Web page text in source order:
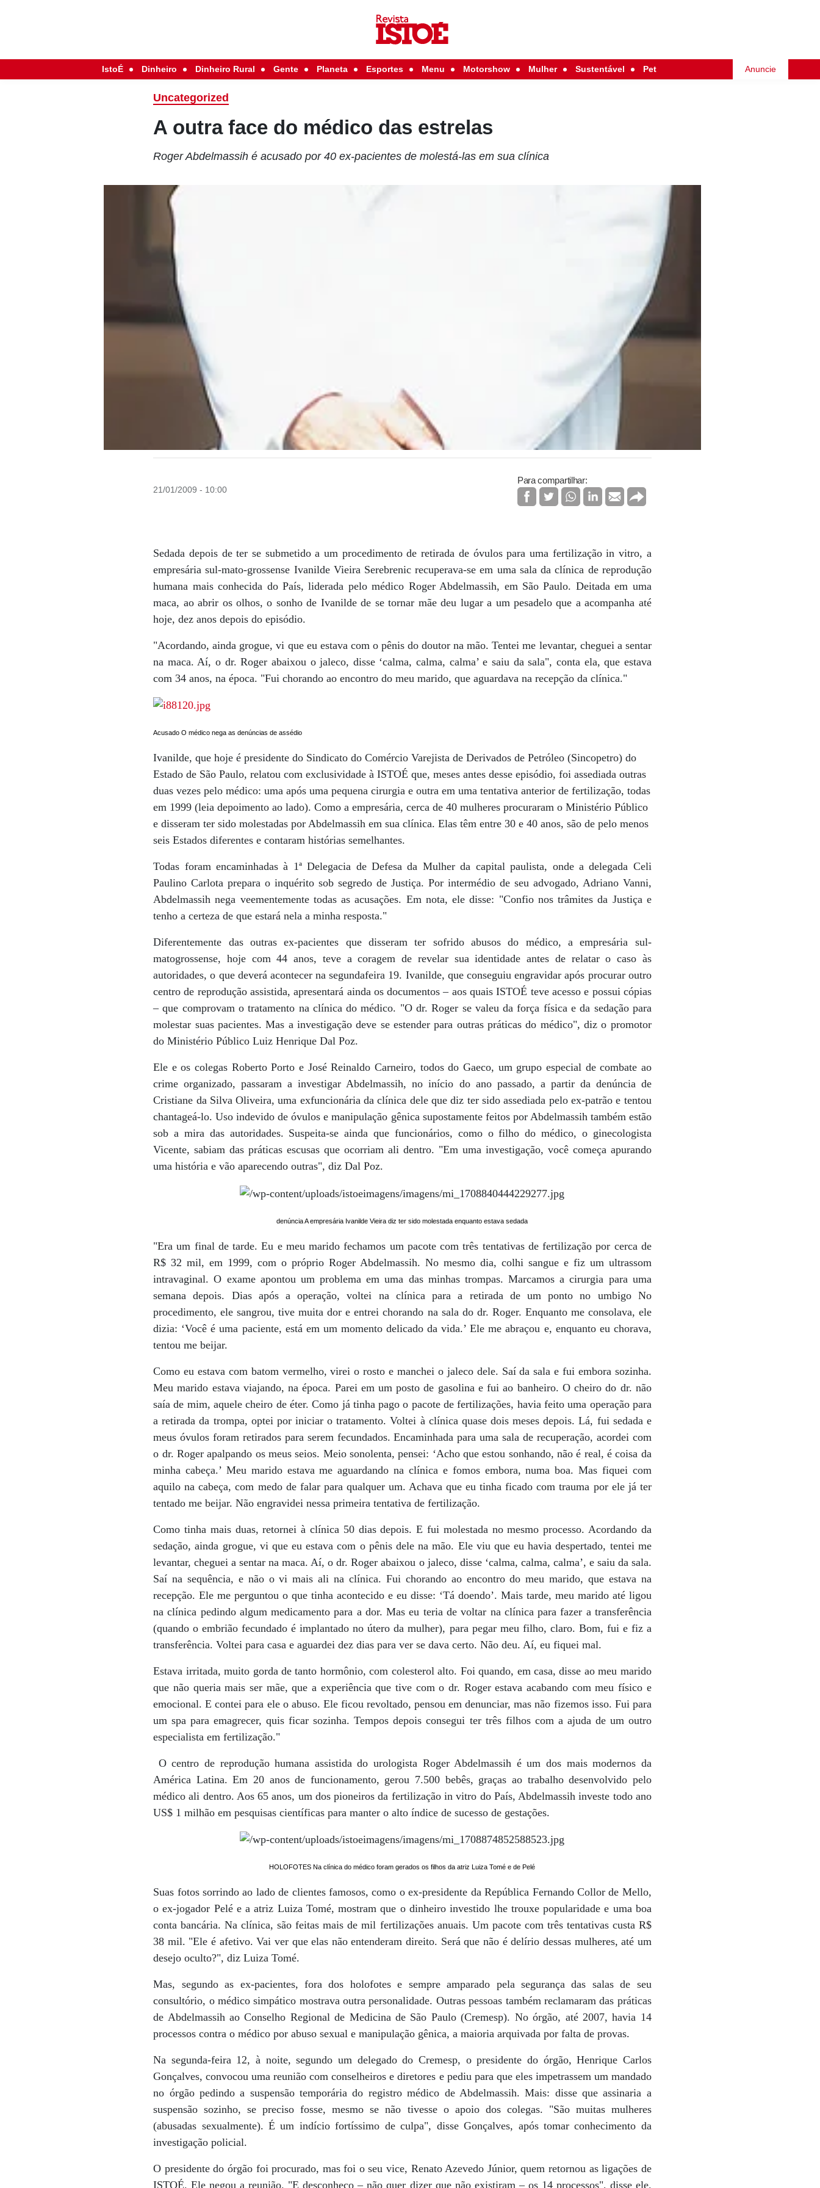
IstoÉ Dinheiro Dinheiro Rural Gente Planeta Esportes Menu Motorshow Mulher Sustentável Pet Anuncie
Uncategorized
A outra face do médico das estrelas
Roger Abdelmassih é acusado por 40 ex-pacientes de molestá-las em sua clínica
21/01/2009 - 10:00
Para compartilhar:
Sedada depois de ter se submetido a um procedimento de retirada de óvulos para uma fertilização in vitro, a
empresária sul-mato-grossense Ivanilde Vieira Serebrenic recuperava-se em uma sala da clínica de reprodução
humana mais conhecida do País, liderada pelo médico Roger Abdelmassih, em São Paulo. Deitada em uma
maca, ao abrir os olhos, o sonho de Ivanilde de se tornar mãe deu lugar a um pesadelo que a acompanha até
hoje, dez anos depois do episódio.
"Acordando, ainda grogue, vi que eu estava com o pênis do doutor na mão. Tentei me levantar, cheguei a sentar
na maca. Aí, o dr. Roger abaixou o jaleco, disse ‘calma, calma, calma’ e saiu da sala", conta ela, que estava
com 34 anos, na época. "Fui chorando ao encontro do meu marido, que aguardava na recepção da clínica."
Acusado O médico nega as denúncias de assédio
Ivanilde, que hoje é presidente do Sindicato do Comércio Varejista de Derivados de Petróleo (Sincopetro) do
Estado de São Paulo, relatou com exclusividade à ISTOÉ que, meses antes desse episódio, foi assediada outras
duas vezes pelo médico: uma após uma pequena cirurgia e outra em uma tentativa anterior de fertilização, todas
em 1999 (leia depoimento ao lado). Como a empresária, cerca de 40 mulheres procuraram o Ministério Público
e disseram ter sido molestadas por Abdelmassih em sua clínica. Elas têm entre 30 e 40 anos, são de pelo menos
seis Estados diferentes e contaram histórias semelhantes.
Todas foram encaminhadas à 1ª Delegacia de Defesa da Mulher da capital paulista, onde a delegada Celi
Paulino Carlota prepara o inquérito sob segredo de Justiça. Por intermédio de seu advogado, Adriano Vanni,
Abdelmassih nega veementemente todas as acusações. Em nota, ele disse: "Confio nos trâmites da Justiça e
tenho a certeza de que estará nela a minha resposta."
Diferentemente das outras ex-pacientes que disseram ter sofrido abusos do médico, a empresária sul-
matogrossense, hoje com 44 anos, teve a coragem de revelar sua identidade antes de relatar o caso às
autoridades, o que deverá acontecer na segundafeira 19. Ivanilde, que conseguiu engravidar após procurar outro
centro de reprodução assistida, apresentará ainda os documentos – aos quais ISTOÉ teve acesso e possui cópias
– que comprovam o tratamento na clínica do médico. "O dr. Roger se valeu da força física e da sedação para
molestar suas pacientes. Mas a investigação deve se estender para outras práticas do médico", diz o promotor
do Ministério Público Luiz Henrique Dal Poz.
Ele e os colegas Roberto Porto e José Reinaldo Carneiro, todos do Gaeco, um grupo especial de combate ao
crime organizado, passaram a investigar Abdelmassih, no início do ano passado, a partir da denúncia de
Cristiane da Silva Oliveira, uma exfuncionária da clínica dele que diz ter sido assediada pelo ex-patrão e tentou
chantageá-lo. Uso indevido de óvulos e manipulação gênica supostamente feitos por Abdelmassih também estão
sob a mira das autoridades. Suspeita-se ainda que funcionários, como o filho do médico, o ginecologista
Vicente, sabiam das práticas escusas que ocorriam ali dentro. "Em uma investigação, você começa apurando
uma história e vão aparecendo outras", diz Dal Poz.
denúncia A empresária Ivanilde Vieira diz ter sido molestada enquanto estava sedada
"Era um final de tarde. Eu e meu marido fechamos um pacote com três tentativas de fertilização por cerca de
R$ 32 mil, em 1999, com o próprio Roger Abdelmassih. No mesmo dia, colhi sangue e fiz um ultrassom
intravaginal. O exame apontou um problema em uma das minhas trompas. Marcamos a cirurgia para uma
semana depois. Dias após a operação, voltei na clínica para a retirada de um ponto no umbigo No
procedimento, ele sangrou, tive muita dor e entrei chorando na sala do dr. Roger. Enquanto me consolava, ele
dizia: ‘Você é uma paciente, está em um momento delicado da vida.’ Ele me abraçou e, enquanto eu chorava,
tentou me beijar.
Como eu estava com batom vermelho, virei o rosto e manchei o jaleco dele. Saí da sala e fui embora sozinha.
Meu marido estava viajando, na época. Parei em um posto de gasolina e fui ao banheiro. O cheiro do dr. não
saía de mim, aquele cheiro de éter. Como já tinha pago o pacote de fertilizações, havia feito uma operação para
a retirada da trompa, optei por iniciar o tratamento. Voltei à clínica quase dois meses depois. Lá, fui sedada e
meus óvulos foram retirados para serem fecundados. Encaminhada para uma sala de recuperação, acordei com
o dr. Roger apalpando os meus seios. Meio sonolenta, pensei: ‘Acho que estou sonhando, não é real, é coisa da
minha cabeça.’ Meu marido estava me aguardando na clínica e fomos embora, numa boa. Mas fiquei com
aquilo na cabeça, com medo de falar para qualquer um. Achava que eu tinha ficado com trauma por ele já ter
tentado me beijar. Não engravidei nessa primeira tentativa de fertilização.
Como tinha mais duas, retornei à clínica 50 dias depois. E fui molestada no mesmo processo. Acordando da
sedação, ainda grogue, vi que eu estava com o pênis dele na mão. Ele viu que eu havia despertado, tentei me
levantar, cheguei a sentar na maca. Aí, o dr. Roger abaixou o jaleco, disse ‘calma, calma, calma’, e saiu da sala.
Saí na sequência, e não o vi mais ali na clínica. Fui chorando ao encontro do meu marido, que estava na
recepção. Ele me perguntou o que tinha acontecido e eu disse: ‘Tá doendo’. Mais tarde, meu marido até ligou
na clínica pedindo algum medicamento para a dor. Mas eu teria de voltar na clínica para fazer a transferência
(quando o embrião fecundado é implantado no útero da mulher), para pegar meu filho, claro. Bom, fui e fiz a
transferência. Voltei para casa e aguardei dez dias para ver se dava certo. Não deu. Aí, eu fiquei mal.
Estava irritada, muito gorda de tanto hormônio, com colesterol alto. Foi quando, em casa, disse ao meu marido
que não queria mais ser mãe, que a experiência que tive com o dr. Roger estava acabando com meu físico e
emocional. E contei para ele o abuso. Ele ficou revoltado, pensou em denunciar, mas não fizemos isso. Fui para
um spa para emagrecer, quis ficar sozinha. Tempos depois consegui ter três filhos com a ajuda de um outro
especialista em fertilização."
O centro de reprodução humana assistida do urologista Roger Abdelmassih é um dos mais modernos da
América Latina. Em 20 anos de funcionamento, gerou 7.500 bebês, graças ao trabalho desenvolvido pelo
médico ali dentro. Aos 65 anos, um dos pioneiros da fertilização in vitro do País, Abdelmassih investe todo ano
US$ 1 milhão em pesquisas científicas para manter o alto índice de sucesso de gestações.
HOLOFOTES Na clínica do médico foram gerados os filhos da atriz Luiza Tomé e de Pelé
Suas fotos sorrindo ao lado de clientes famosos, como o ex-presidente da República Fernando Collor de Mello,
o ex-jogador Pelé e a atriz Luiza Tomé, mostram que o dinheiro investido lhe trouxe popularidade e uma boa
conta bancária. Na clínica, são feitas mais de mil fertilizações anuais. Um pacote com três tentativas custa R$
38 mil. "Ele é afetivo. Vai ver que elas não entenderam direito. Será que não é delírio dessas mulheres, até um
desejo oculto?", diz Luiza Tomé.
Mas, segundo as ex-pacientes, fora dos holofotes e sempre amparado pela segurança das salas de seu
consultório, o médico simpático mostrava outra personalidade. Outras pessoas também reclamaram das práticas
de Abdelmassih ao Conselho Regional de Medicina de São Paulo (Cremesp). No órgão, até 2007, havia 14
processos contra o médico por abuso sexual e manipulação gênica, a maioria arquivada por falta de provas.
Na segunda-feira 12, à noite, segundo um delegado do Cremesp, o presidente do órgão, Henrique Carlos
Gonçalves, convocou uma reunião com conselheiros e diretores e pediu para que eles impetrassem um mandado
no órgão pedindo a suspensão temporária do registro médico de Abdelmassih. Mais: disse que assinaria a
suspensão sozinho, se preciso fosse, mesmo se não tivesse o apoio dos colegas. "São muitas mulheres
(abusadas sexualmente). É um indício fortíssimo de culpa", disse Gonçalves, após tomar conhecimento da
investigação policial.
O presidente do órgão foi procurado, mas foi o seu vice, Renato Azevedo Júnior, quem retornou as ligações de
ISTOÉ. Ele negou a reunião. "E desconheço – não quer dizer que não existiram – os 14 processos", disse ele.